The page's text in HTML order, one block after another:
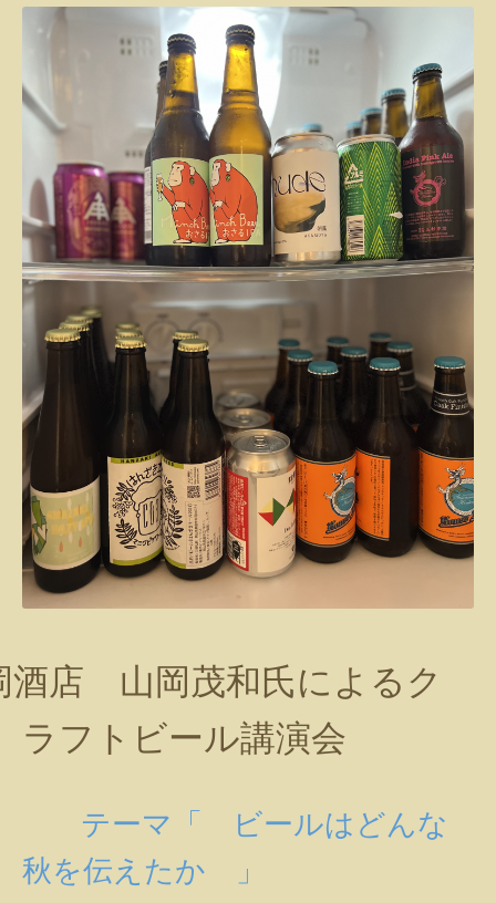
酒店 山岡茂和氏によるク
ラフトビール講演会
テーマ「 ビールはどんな
秋を伝えたか 」